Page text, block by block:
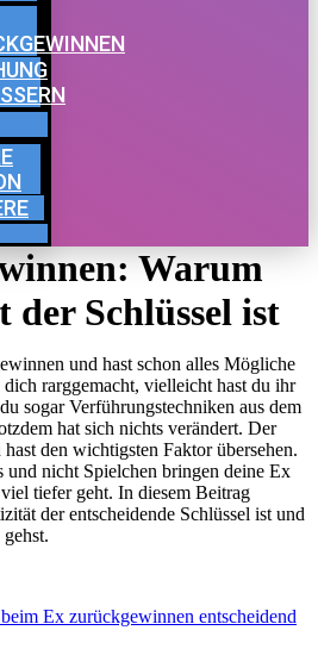
Warum
Schlüssel ist
und hast schon alles Mögliche
rarggemacht, vielleicht hast du ihr
sogar Verführungstechniken aus dem
hat sich nichts verändert. Der
den wichtigsten Faktor übersehen.
nicht Spielchen bringen deine Ex
tiefer geht. In diesem Beitrag
der entscheidende Schlüssel ist und
Ex zurückgewinnen entscheidend